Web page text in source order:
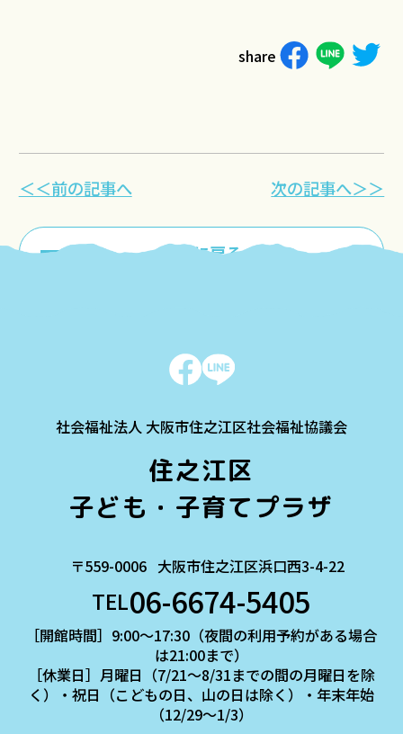
share
＜＜前の記事へ
一覧に戻る
次の記事へ＞＞
社会福祉法人 大阪市住之江区社会福祉協議会
住之江区
子ども・子育てプラザ
〒559-0006 大阪市住之江区浜口西3-4-22
TEL06-6674-5405
［開館時間］9:00～17:30（夜間の利用予約がある場合
は21:00まで）
［休業日］月曜日（7/21～8/31までの間の月曜日を除
く）・祝日（こどもの日、山の日は除く）・年末年始
（12/29～1/3）